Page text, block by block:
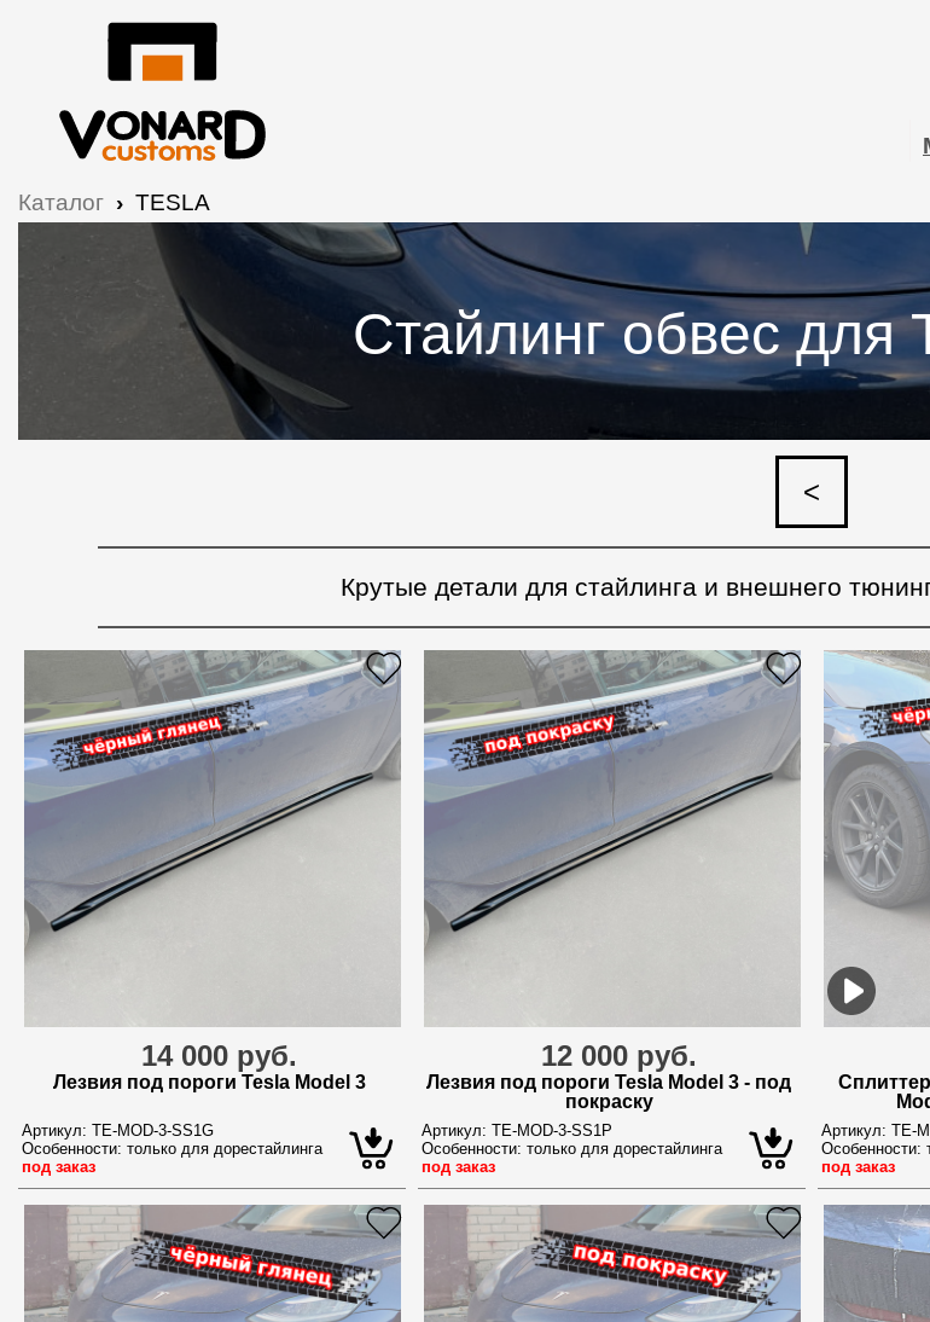
Каталог › TESLA
Стайлинг обвес для
<
Крутые детали для стайлинга и внешнего
14 000 руб.
Лезвия под пороги Tesla Model 3
Артикул: TE-MOD-3-SS1G
Особенности: только для дорестайлинга
под заказ
12 000 руб.
Лезвия под пороги Tesla Model 3 - под
покраску
Артикул: TE-MOD-3-SS1P
Особенности: только для дорестайлинга
под заказ
Артикул: TE-
Особенности:
под заказ